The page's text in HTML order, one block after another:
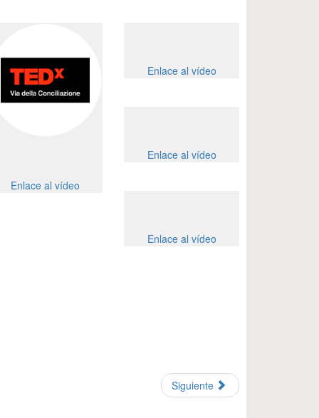
Enlace al vídeo